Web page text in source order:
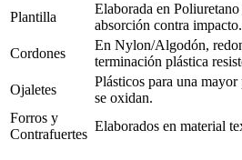
Plantilla
Elaborada en
absorción contra impacto.
Cordones
En Nylon/Algodón,
terminación plástica
Ojaletes
Plásticos para una
se oxidan.
Forros y
Contrafuertes
Elaborados en material